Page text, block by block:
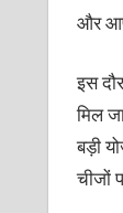
और
इस
मिल
बड़ी
चीजों